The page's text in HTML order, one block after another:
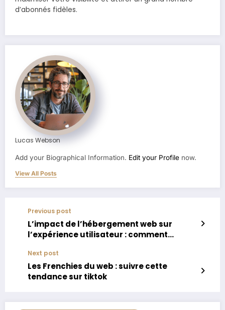
d’abonnés fidèles.
Lucas Webson
Add your Biographical Information. Edit your Profile now.
View All Posts
Previous post
L’impact de l’hébergement web sur
l’expérience utilisateur : comment
internet
Next post
Les Frenchies du web : suivre cette
tendance sur tiktok